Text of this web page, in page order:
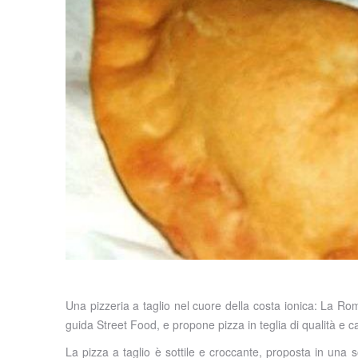
Una pizzeria a taglio nel cuore della costa ionica: La
guida Street Food, e propone pizza in teglia di qualità e
La pizza a taglio è sottile e croccante, proposta in una